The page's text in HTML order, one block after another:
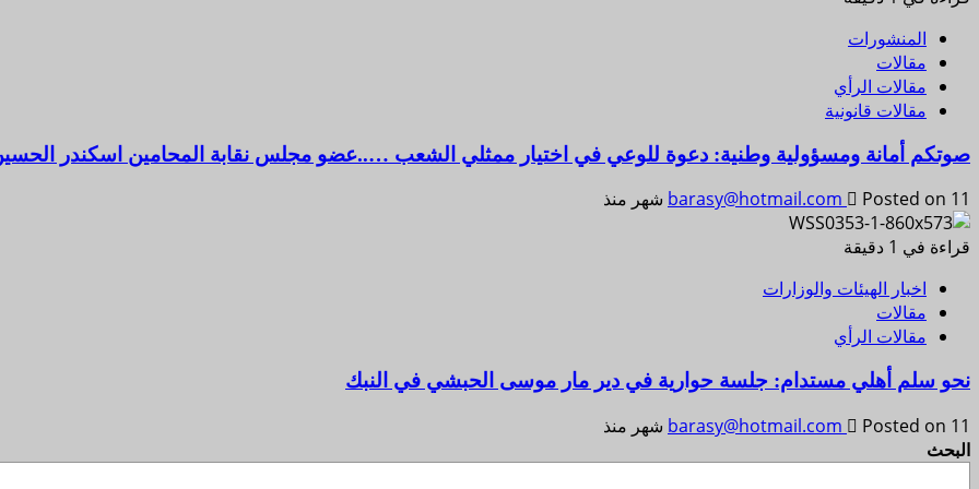
المنشورات
مقالات
مقالات الرأي
مقالات قانونية
صوتكم أمانة ومسؤولية وطنية: دعوة للوعي في اختيار ممثلي الشعب …..عضو مجلس نقابة المحامين اسكندر
barasy@hotmail.com
Posted on 11 شهر منذ
قراءة في 1 دقيقة
اخبار الهيئات والوزارات
مقالات
مقالات الرأي
نحو سلم أهلي مستدام: جلسة حوارية في دير مار موسى الحبشي في النبك
barasy@hotmail.com Posted on 11 شهر منذ
البحث